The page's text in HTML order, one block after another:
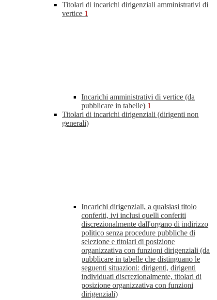
Titolari di incarichi dirigenziali amministrativi di
vertice 1
Incarichi amministrativi di vertice (da
pubblicare in tabelle) 1
Titolari di incarichi dirigenziali (dirigenti non
generali)
Incarichi dirigenziali, a qualsiasi titolo
conferiti, ivi inclusi quelli conferiti
discrezionalmente dall'organo di indirizzo
politico senza procedure pubbliche di
selezione e titolari di posizione
organizzativa con funzioni dirigenziali (da
pubblicare in tabelle che distinguano le
seguenti situazioni: dirigenti, dirigenti
individuati discrezionalmente, titolari di
posizione organizzativa con funzioni
dirigenziali)